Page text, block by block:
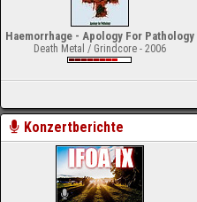
Haemorrhage - Apology For Pathology
Death Metal / Grindcore - 2006
Konzertberichte